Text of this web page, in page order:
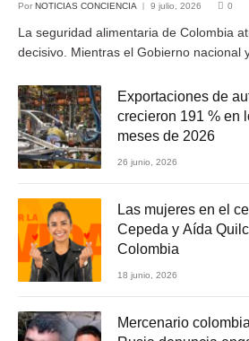
Por NOTICIAS CONCIENCIA 9 julio, 2026 0
La seguridad alimentaria de Colombia
decisivo. Mientras el Gobierno nacional
Exportaciones de
crecieron 191 % en
meses de 2026
26 junio, 2026
Las mujeres en el
Cepeda y Aída
Colombia
18 junio, 2026
Mercenario